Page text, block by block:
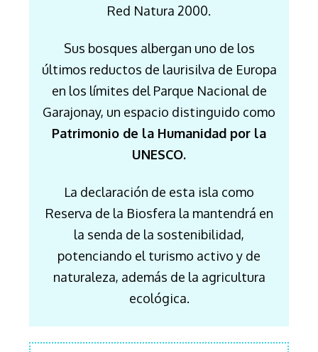
Red Natura 2000.
Sus bosques albergan uno de los
últimos reductos de laurisilva de Europa
en los límites del Parque Nacional de
Garajonay, un espacio distinguido como
Patrimonio de la Humanidad por la
UNESCO.
La declaración de esta isla como
Reserva de la Biosfera la mantendrá en
la senda de la sostenibilidad,
potenciando el turismo activo y de
naturaleza, además de la agricultura
ecológica.